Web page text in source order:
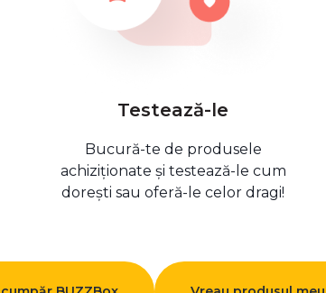
Testează-le
Bucură-te de produsele
achiziționate și testează-le cum
dorești sau oferă-le celor dragi!